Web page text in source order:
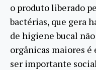
o produto liberado
bactérias, que gera
de higiene bucal
orgânicas maiores é
ser importante